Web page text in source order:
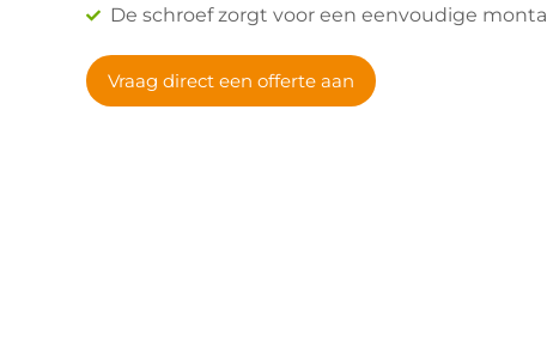
De schroef zorgt voor een eenvoudige
Vraag direct een offerte aan